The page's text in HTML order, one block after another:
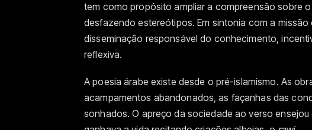
tem como propósito ampliar a compreensão sobre
desfazendo estereótipos. Em sintonia com a
disseminação responsável do conhecimento,
reflexiva.
A poesia árabe existe desde o pré-islamismo. As
acampamentos abandonados, as façanhas das
sonhados. O apreço da sociedade ao verso